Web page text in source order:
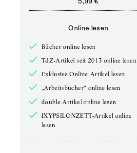
Online lesen
Bücher online lesen
TdZ-Artikel seit 2013 online lesen
Exklusive Online-Artikel lesen
„Arbeitsbücher“ online lesen
double-Artikel online lesen
IXYPSILONZETT-Artikel online
lesen